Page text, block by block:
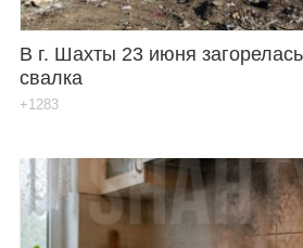
В г. Шахты 23 июня
свалка
+1283